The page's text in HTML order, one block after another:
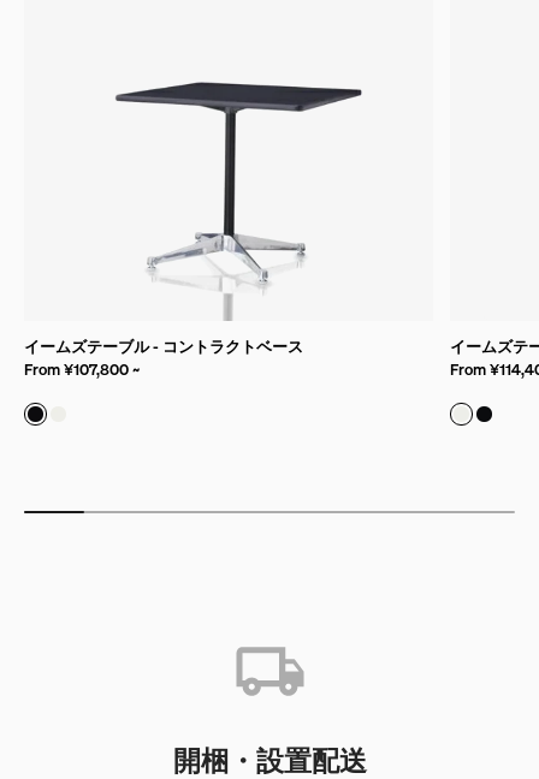
イームズテーブル - コントラクトベース
From ¥107,800 ~
ブラック
イームズテ
From
ホワイト
ブラッ
開梱・設置配送